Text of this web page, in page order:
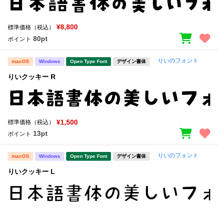
標準価格（税込） ¥8,800
ポイント 80pt
macOS Windows Open Type Font デザイン書体 りいのフォント
りいクッキー R
標準価格（税込） ¥1,500
ポイント 13pt
macOS Windows Open Type Font デザイン書体 りいのフォント
りいクッキー L